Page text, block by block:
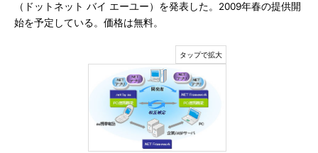
（ドットネット バイ エーユー）を発表した。2009年春の提供開
始を予定している。価格は無料。